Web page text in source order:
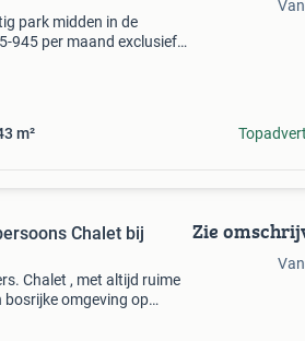
park midden in de
945 per maand exclusief
m²
Chalet bij
Chalet , met altijd ruime
bosrijke omgeving op
Zie